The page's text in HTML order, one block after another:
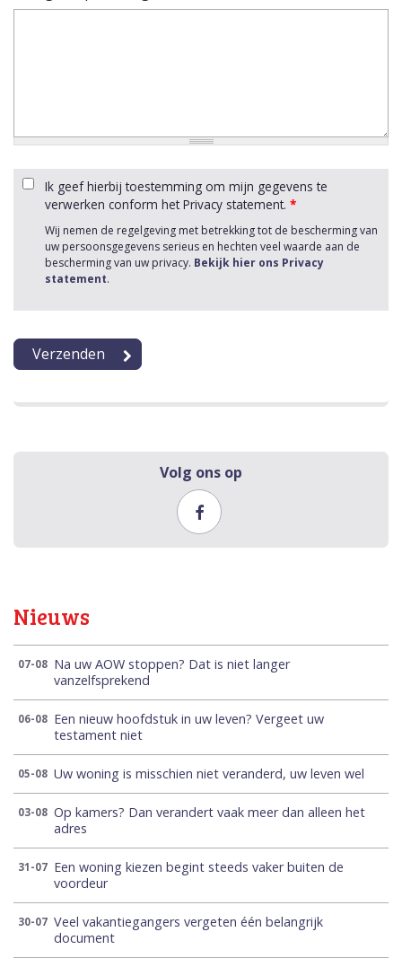
Ik geef hierbij toestemming om mijn gegevens te
verwerken conform het Privacy statement. *
Wij nemen de regelgeving met betrekking tot de bescherming van
uw persoonsgegevens serieus en hechten veel waarde aan de
bescherming van uw privacy. Bekijk hier ons Privacy
statement.
Volg ons op
Nieuws
07-08 Na uw AOW stoppen? Dat is niet langer
vanzelfsprekend
06-08 Een nieuw hoofdstuk in uw leven? Vergeet uw
testament niet
05-08 Uw woning is misschien niet veranderd, uw leven wel
03-08 Op kamers? Dan verandert vaak meer dan alleen het
adres
31-07 Een woning kiezen begint steeds vaker buiten de
voordeur
30-07 Veel vakantiegangers vergeten één belangrijk
document